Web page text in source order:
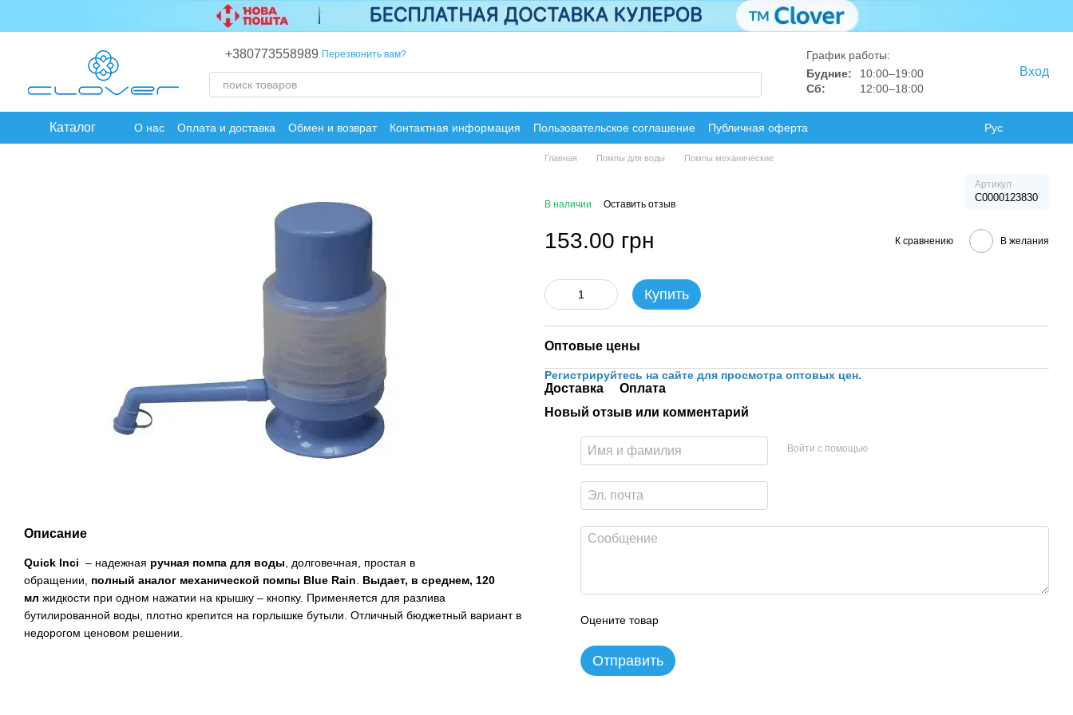
+380773558989 Перезвонить вам?
График работы:
Будние:
10:00–19:00
Сб:
12:00–18:00
Вход
Каталог О нас Оплата и доставка Обмен и возврат Контактная информация Пользовательское соглашение Публичная оферта Рус
Описание
Quick Inci – надежная ручная помпа для воды , долговечная, простая в
обращении, полный аналог механической помпы Blue Rain
Выдает, в среднем, 120
мл жидкости при одном нажатии на крышку – кнопку. Применяется для разлива
бутилированной воды, плотно крепится на горлышке бутыли. Отличный бюджетный вариант в
недорогом ценовом решении.
Главная Помпы для воды Помпы механические
Артикул
C0000123830
В наличии Оставить отзыв
153.00 грн К сравнению В желания
Купить
Оптовые цены
Регистрируйтесь на сайте для просмотра оптовых цен.
Доставка
Оплата
Новый отзыв или комментарий
Войти с помощью
Оцените товар
Отправить